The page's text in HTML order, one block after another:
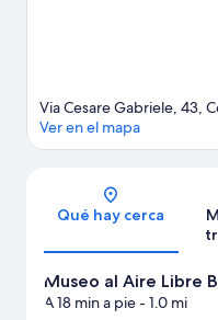
Via Cesare Gabriele, 43,
Ver en el mapa
Qué hay cerca
Museo al Aire Libre
A 18 min a pie- 1.0 mi